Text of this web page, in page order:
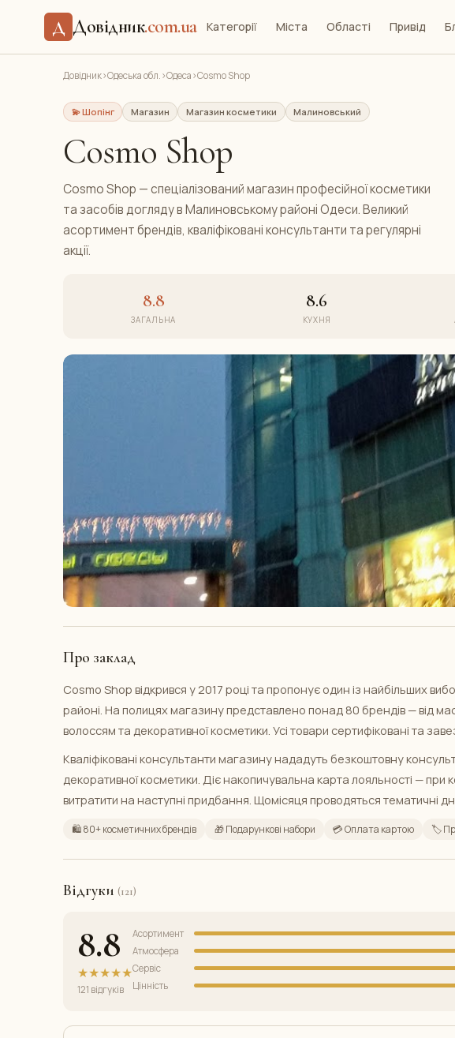
Д Довідник.com.ua Категорії Міста Області Привід
Довідник›Одеська обл.›Одеса›Cosmo Shop
💫 Шопінг Магазин Магазин косметики Малиновський
Cosmo Shop
Cosmo Shop — спеціалізований магазин професійної косметики
та засобів догляду в Малиновському районі Одеси. Великий
асортимент брендів, кваліфіковані консультанти та регулярні
акції.
8.8
ЗАГАЛЬНА
8.6
КУХНЯ
Про заклад
Cosmo Shop відкрився у 2017 році та пропонує один із найбільших
районі. На полицях магазину представлено понад 80 брендів — від
волоссям та декоративної косметики. Усі товари сертифіковані та
Кваліфіковані консультанти магазину нададуть безкоштовну
декоративної косметики. Діє накопичувальна карта лояльності —
витратити на наступні придбання. Щомісяця проводяться тематичні
🛍️ 80+ косметичних брендів 🎁 Подарункові набори 💳 Оплата картою 🏷️
Відгуки (121)
8.8
★★★★★
121 відгуків
Асортимент
Атмосфера
Сервіс
Цінність